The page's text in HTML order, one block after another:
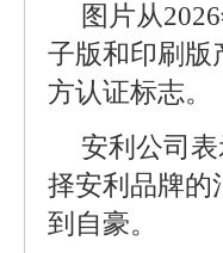
图片从
子版和印刷版
方认证标志。
安利公司
择安利品牌的
到自豪。